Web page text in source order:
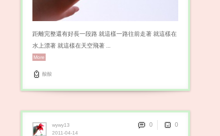
距離完整還有好長一段路 就這樣一路往前走著 就這樣在
水上漂著 就這樣在天空飛著 ...
More
酸酸
2011-04-14
wywy13 0